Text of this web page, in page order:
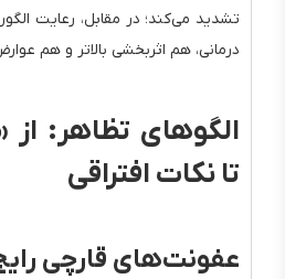
تشدید می‌کند؛ در مقابل، رعایت
درمانی، هم اثربخشی بالاتر و هم
الگوهای تظاهر: از
تا نکات افتراقی
عفونت‌های قارچی